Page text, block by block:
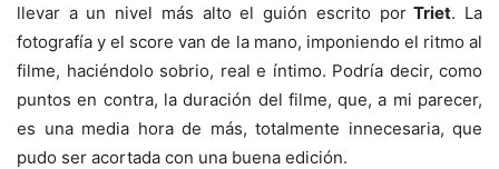
llevar a un nivel más alto el guión escrito porTriet. La
fotografía y el score van de la mano, imponiendo el ritmo al
filme, haciéndolo sobrio, real e íntimo. Podría decir, como
puntos en contra, la duración del filme, que, a mi parecer,
es una media hora de más, totalmente innecesaria, que
pudo ser acortada con una buena edición.